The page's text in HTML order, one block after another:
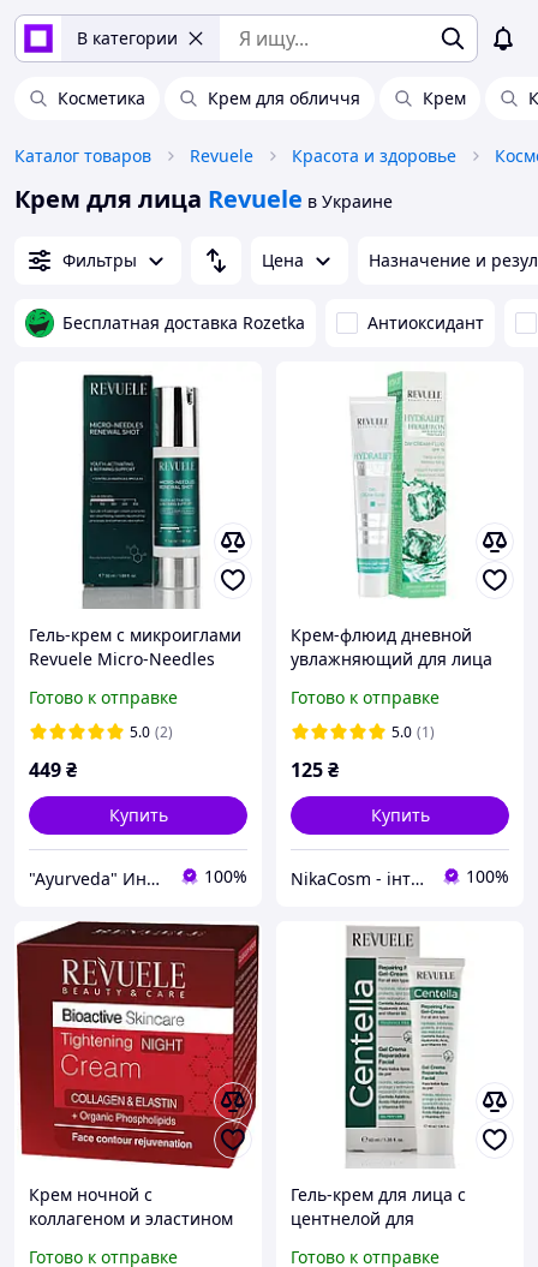
В категории
Косметика Крем для обличчя Крем
Каталог товаров Revuele Красота и здоровье
Крем для лица Revuele в Украине
Фильтры Цена Назначение и
Бесплатная доставка Rozetka Антиоксидант
Гель-крем с микроиглами
Revuele Micro-Needles
домашний микронидлинг
и обновление кожи
Готово к отправке
5.0 (2)
449₴
Купить
"Ayurveda" Интернет магазин аюрведических товаров из Индии 100%
Крем-флюид дневной
увлажняющий для лица
Revuele 50 мл
Готово к отправке
5.0 (1)
125₴
Купить
NikaСosm - інтернет магазин косметики 100%
Крем ночной с
коллагеном и эластином
Готово к отправке
Гель-крем для лица с
центнелой для
Готово к отправке